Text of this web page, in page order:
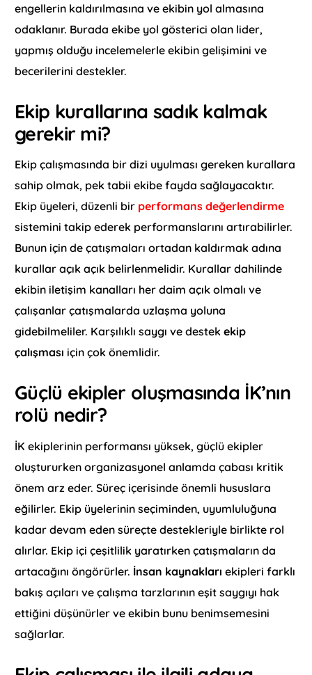
engellerin kaldırılmasına ve ekibin yol almasına
odaklanır. Burada ekibe yol gösterici olan lider,
yapmış olduğu incelemelerle ekibin gelişimini ve
becerilerini destekler.
Ekip kurallarına sadık kalmak
gerekir mi?
Ekip çalışmasında bir dizi uyulması gereken kurallara
sahip olmak, pek tabii ekibe fayda sağlayacaktır.
Ekip üyeleri, düzenli bir performans değerlendirme
sistemini takip ederek performanslarını artırabilirler.
Bunun için de çatışmaları ortadan kaldırmak adına
kurallar açık açık belirlenmelidir. Kurallar dahilinde
ekibin iletişim kanalları her daim açık olmalı ve
çalışanlar çatışmalarda uzlaşma yoluna
gidebilmeliler. Karşılıklı saygı ve destekekip
çalışması için çok önemlidir.
Güçlü ekipler oluşmasında İK’nın
rolü nedir?
İK ekiplerinin performansı yüksek, güçlü ekipler
oluştururken organizasyonel anlamda çabası kritik
önem arz eder. Süreç içerisinde önemli hususlara
eğilirler. Ekip üyelerinin seçiminden, uyumluluğuna
kadar devam eden süreçte destekleriyle birlikte rol
alırlar. Ekip içi çeşitlilik yaratırken çatışmaların da
artacağını öngörürler. İnsan kaynakları ekipleri farklı
bakış açıları ve çalışma tarzlarının eşit saygıyı hak
ettiğini düşünürler ve ekibin bunu benimsemesini
sağlarlar.